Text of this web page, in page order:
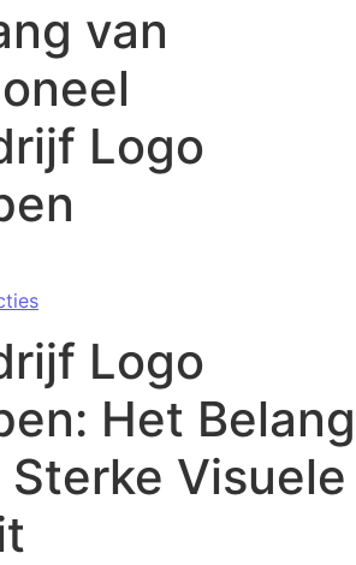
van
Logo
Logo
Het Belang
Visuele